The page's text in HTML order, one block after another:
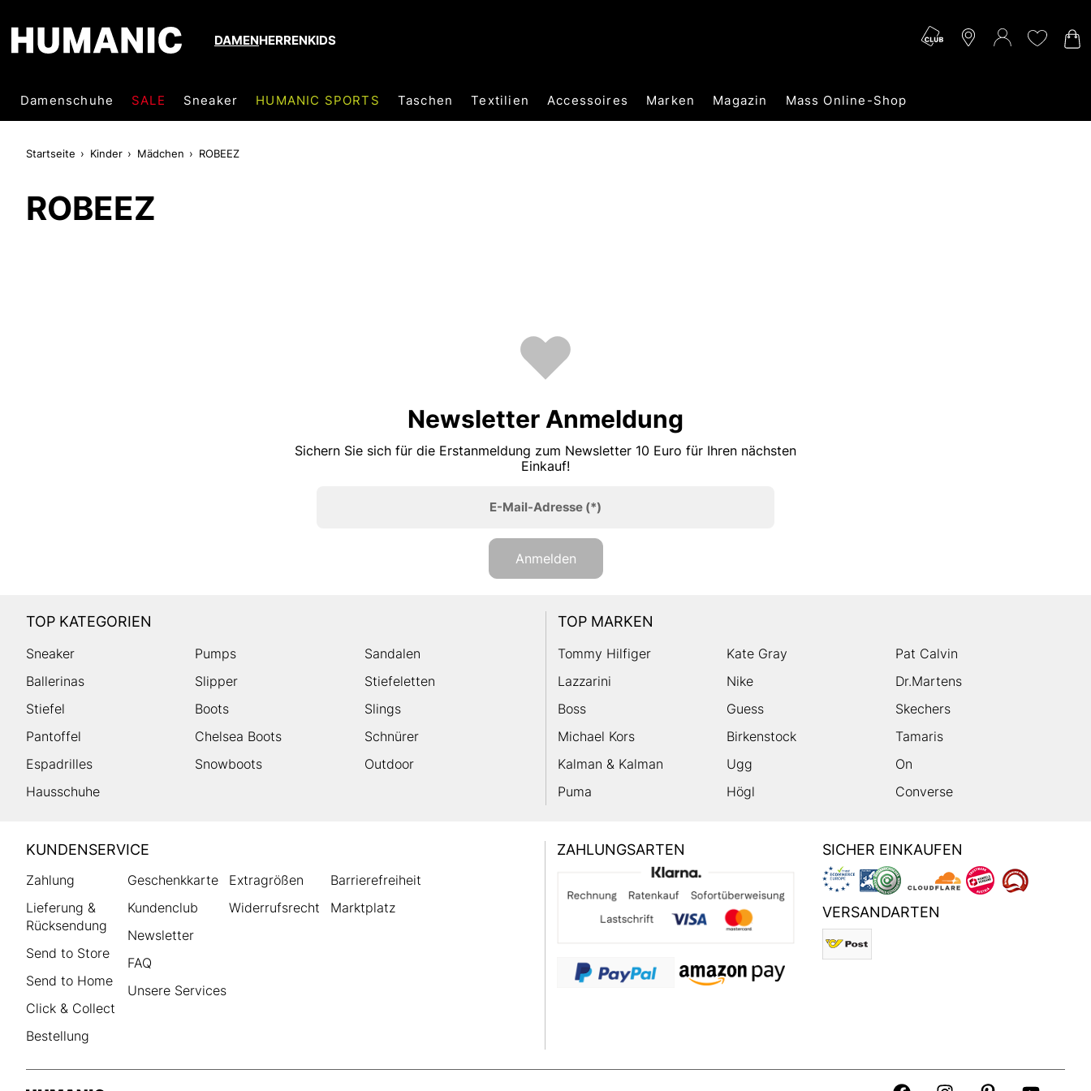
DAMENHERRENKIDS
Damenschuhe SALE Sneaker HUMANIC SPORTS Taschen Textilien Accessoires Marken Magazin Mass Online-Shop
Startseite Kinder Mädchen ROBEEZ
ROBEEZ
Newsletter Anmeldung
Sichern Sie sich für die Erstanmeldung zum Newsletter 10 Euro für Ihren nächsten
Einkauf!
E-Mail-Adresse(*)
Anmelden
TOP KATEGORIEN
Sneaker Pumps
Sandalen
Ballerinas
Slipper
Stiefeletten
Stiefel
Boots
Slings
Pantoffel
Chelsea Boots
Schnürer
Espadrilles
Snowboots
Outdoor
Hausschuhe
TOP MARKEN
Tommy Hilfiger Kate Gray
Pat Calvin
Lazzarini
Nike
Dr.Martens
Boss
Guess
Skechers
Michael Kors
Birkenstock
Tamaris
Kalman & Kalman
Ugg
On
Puma
Högl Converse
HUMANIC
Footer
KUNDENSERVICE
Zahlung
Lieferung &
Rücksendung
Send to Store
Send to Home
Click & Collect
Bestellung
Geschenkkarte
Kundenclub
Newsletter
FAQ
Unsere Services
Extragrößen
Widerrufsrecht
Barrierefreiheit
Marktplatz
ZAHLUNGSARTEN SICHER EINKAUFEN
VERSANDARTEN